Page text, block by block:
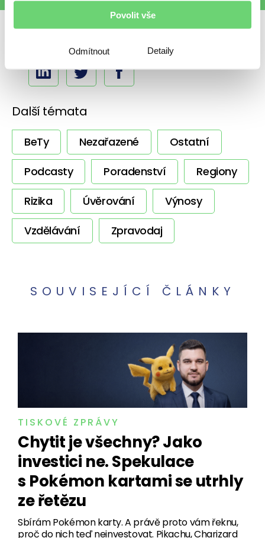
Detaily
Povolit vše
Odmítnout
Další témata
BeTy Nezařazené
Ostatní
Podcasty
Poradenství
Regiony
Rizika
Úvěrování
Výnosy
Vzdělávání
Zpravodaj
SOUVISEJÍCÍ ČLÁNKY
TISKOVÉ ZPRÁVY
Chytit je všechny? Jako
investici ne. Spekulace
s Pokémon kartami se utrhly
ze řetězu
Sbírám Pokémon karty. A právě proto vám řeknu,
proč do nich teď neinvestovat. Pikachu, Charizard